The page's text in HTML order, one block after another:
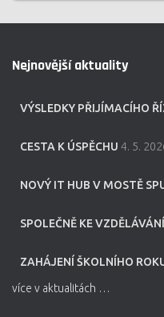
Nejnovější aktuality
VÝSLEDKY PŘIJÍMACÍHO
CESTA K ÚSPĚCHU 4. 5.
NOVÝ IT HUB V MOSTĚ
SPOLEČNĚ KE VZDĚLÁVÁNÍ
ZAHÁJENÍ ŠKOLNÍHO
více v aktualitách …